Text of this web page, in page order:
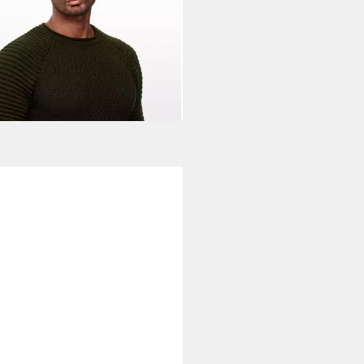
Strickpullover in
Grobstrick-Design
€ UVP 99,90 €